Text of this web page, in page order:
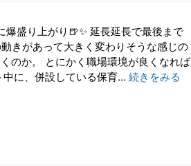
盛り上がり🍺✨ 延長延長で最後まで
きがあって大きく変わりそうな感じの
のか。 とにかく職場環境が良くなれば
に、併設している保育... 続きをみる